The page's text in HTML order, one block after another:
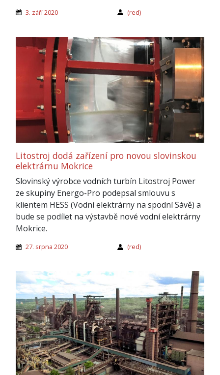
3. září 2020 (red)
Litostroj dodá zařízení pro novou slovinskou
elektrárnu Mokrice
Slovinský výrobce vodních turbín Litostroj Power
ze skupiny Energo-Pro podepsal smlouvu s
klientem HESS (Vodní elektrárny na spodní Sávě) a
bude se podílet na výstavbě nové vodní elektrárny
Mokrice.
27. srpna 2020 (red)